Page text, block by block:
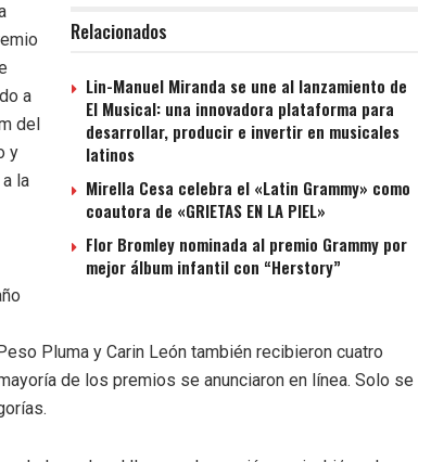
Relacionados
Lin-Manuel Miranda se une al lanzamiento de
El Musical: una innovadora plataforma para
desarrollar, producir e invertir en musicales
latinos
Mirella Cesa celebra el «Latin Grammy» como
coautora de «GRIETAS EN LA PIEL»
Flor Bromley nominada al premio Grammy por
mejor álbum infantil con “Herstory”
a
del
y
la
Pluma y Carin León también recibieron cuatro
de los premios se anunciaron en línea. Solo se